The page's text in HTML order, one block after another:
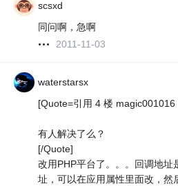
scsxd
同问啊，急啊
2011-11-03
waterstarsx
[Quote=引用 4 楼 magic001016
有人解决了么？
[/Quote]
改用PHP平台了。。。回调地址
址，可以在应用属性里面改，然